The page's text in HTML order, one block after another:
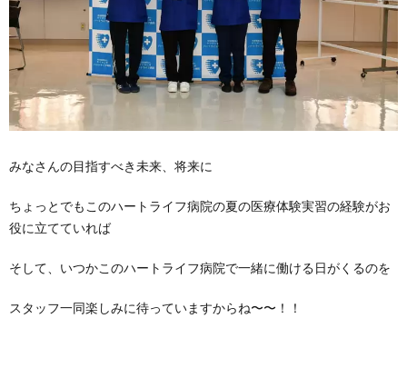
みなさんの目指すべき未来、将来に
ちょっとでもこのハートライフ病院の夏の医療体験実習の経験がお
役に立てていれば
そして、いつかこのハートライフ病院で一緒に働ける日がくるのを
スタッフ一同楽しみに待っていますからね〜〜！！